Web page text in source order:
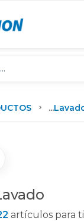
...
artículos para